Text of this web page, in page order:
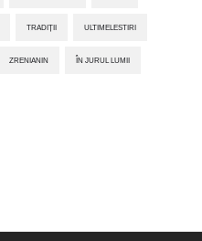
TRADIȚII ULTIMELESTIRI
ZRENIANIN ÎN JURUL LUMII